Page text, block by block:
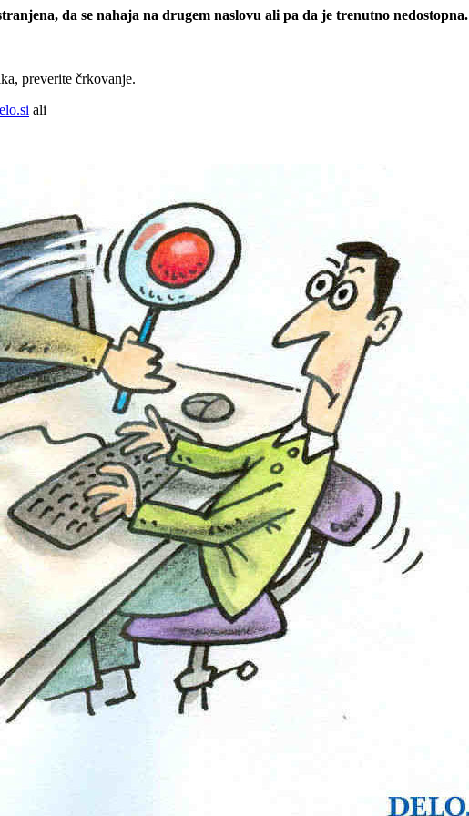
da se nahaja na drugem naslovu ali pa da je trenutno nedostopna.
preverite črkovanje.
ali